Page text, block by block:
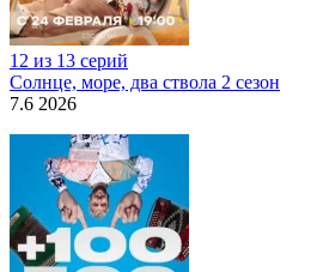
12 из 13 серий
Солнце, море, два ствола 2 сезон
7.6 2026